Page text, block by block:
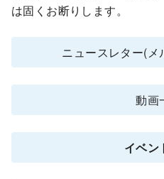
は固くお断りします。
ニュースレター(メ
動画
イベン